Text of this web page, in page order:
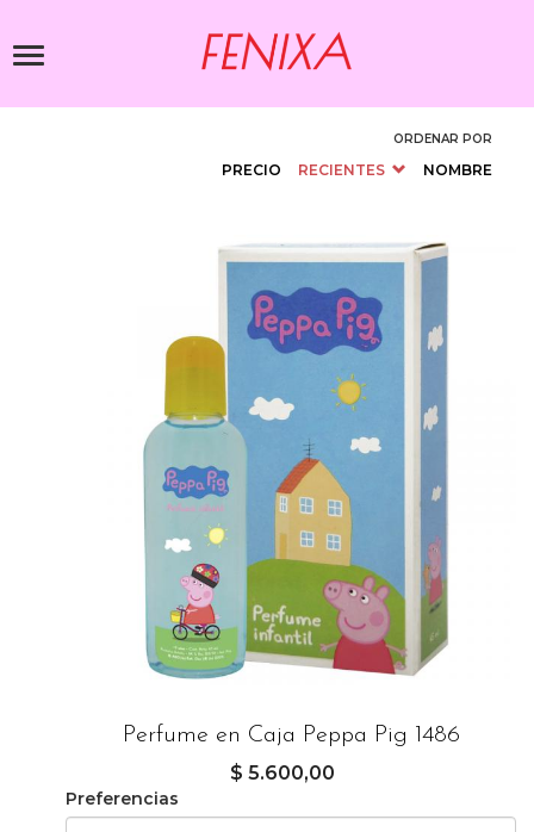
contenido
Toggle
ORDENAR POR
PRECIO RECIENTES NOMBRE
Perfume en Caja Peppa Pig 1486
$ 5.600,00
Preferencias